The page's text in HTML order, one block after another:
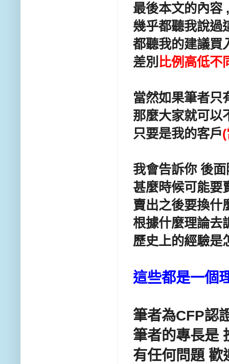
最後本文的內容
幾乎都聽我說過
都聽我的建議買
差別 比例高低不
當然如果筆者
那麼大家就可以
只要是我的客戶
我會告訴你 後
甚麼時候可能要
賣出之後要換什
根據什麼理論去
歷史上的經驗是
這些都是一個
筆者為CFP認
筆者的專長是
有任何問題 歡